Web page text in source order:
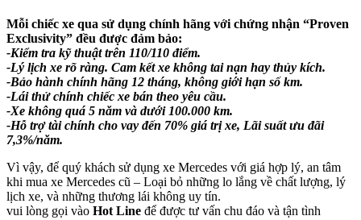
Mỗi chiếc xe qua sử dụng chính hãng với chứng nhận “Proven
Exclusivity” đều được đảm bảo:
-Kiểm tra kỹ thuật trên 110/110 điểm.
-Lý lịch xe rõ ràng. Cam kết xe không tai nạn hay thủy kích.
-Bảo hành chính hãng 12 tháng, không giới hạn số km.
-Lái thử chính chiếc xe bán theo yêu cầu.
-Xe không quá 5 năm và dưới 100.000 km.
-Hỗ trợ tài chính cho vay đến 70% giá trị xe, Lãi suất ưu đãi
7,3%/năm.
Vì vậy, để quý khách sử dụng xe Mercedes với giá hợp lý, an tâm
khi mua xe Mercedes cũ – Loại bỏ những lo lắng về chất lượng, lý
lịch xe, và những thương lái không uy tín.
vui lòng gọi vào Hot Line để được tư vấn chu đáo và tận tình